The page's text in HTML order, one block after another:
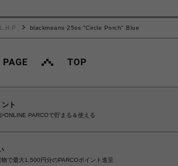
L.H.P blackmeans 25ss "Circle Porch" Blue
ト
ONLINE PARCOで貯まる＆使える
で最大1,500円分のPARCOポイント進呈